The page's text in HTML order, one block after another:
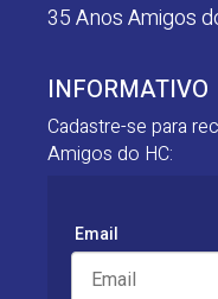
35 Anos Amigos
INFORMATIVO
Cadastre-se para
Amigos do HC:
Email